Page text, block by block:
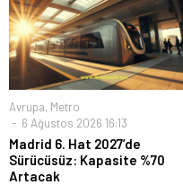
Avrupa, Metro
6 Ağustos 2026 16:13
Madrid 6. Hat 2027’de
Sürücüsüz: Kapasite %70
Artacak